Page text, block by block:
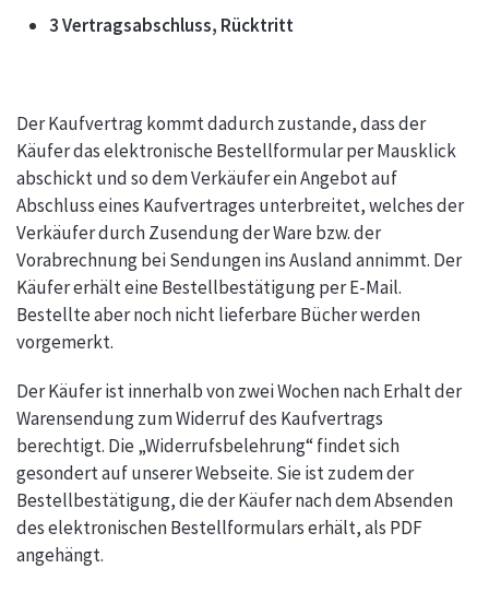
3 Vertragsabschluss, Rücktritt
Der Kaufvertrag kommt dadurch zustande, dass der
Käufer das elektronische Bestellformular per Mausklick
abschickt und so dem Verkäufer ein Angebot auf
Abschluss eines Kaufvertrages unterbreitet, welches der
Verkäufer durch Zusendung der Ware bzw. der
Vorabrechnung bei Sendungen ins Ausland annimmt. Der
Käufer erhält eine Bestellbestätigung per E-Mail.
Bestellte aber noch nicht lieferbare Bücher werden
vorgemerkt.
Der Käufer ist innerhalb von zwei Wochen nach Erhalt der
Warensendung zum Widerruf des Kaufvertrags
berechtigt. Die „Widerrufsbelehrung“ findet sich
gesondert auf unserer Webseite. Sie ist zudem der
Bestellbestätigung, die der Käufer nach dem Absenden
des elektronischen Bestellformulars erhält, als PDF
angehängt.